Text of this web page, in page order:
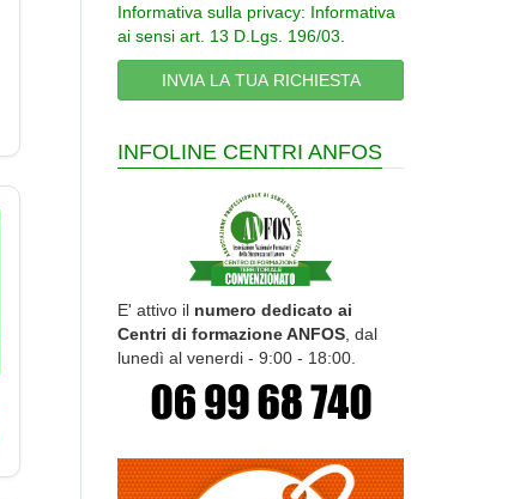
Informativa sulla privacy: Informativa
ai sensi art. 13 D.Lgs. 196/03
INFOLINE CENTRI ANFOS
E' attivo il numero dedicato ai
Centri di formazione ANFOS , dal
lunedì al venerdi - 9:00 - 18:00.